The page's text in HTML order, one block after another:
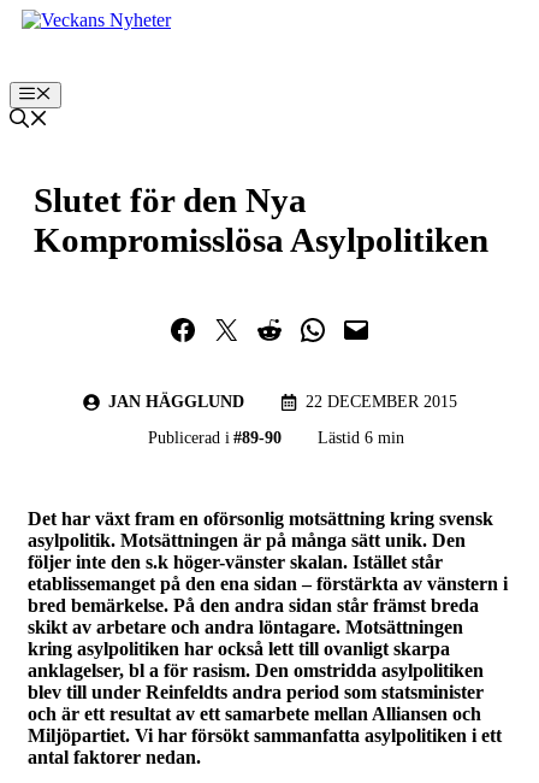
Hoppa
Meny
Slutet för den Nya
Kompromisslösa Asylpolitiken
Dela på Facebook
Dela på TwitterDela på RedditDela i WhatsApp
Maila en länk
JAN HÄGGLUND
22 DECEMBER 2015
Publicerad i #89-90 Lästid 6 min
Det har växt fram en oförsonlig motsättning kring svensk
asylpolitik. Motsättningen är på många sätt unik. Den
följer inte den s.k höger-vänster skalan. Istället står
etablissemanget på den ena sidan – förstärkta av vänstern i
bred bemärkelse. På den andra sidan står främst breda
skikt av arbetare och andra löntagare. Motsättningen
kring asylpolitiken har också lett till ovanligt skarpa
anklagelser, bl a för rasism. Den omstridda asylpolitiken
blev till under Reinfeldts andra period som statsminister
och är ett resultat av ett samarbete mellan Alliansen och
Miljöpartiet. Vi har försökt sammanfatta asylpolitiken i ett
antal faktorer nedan.